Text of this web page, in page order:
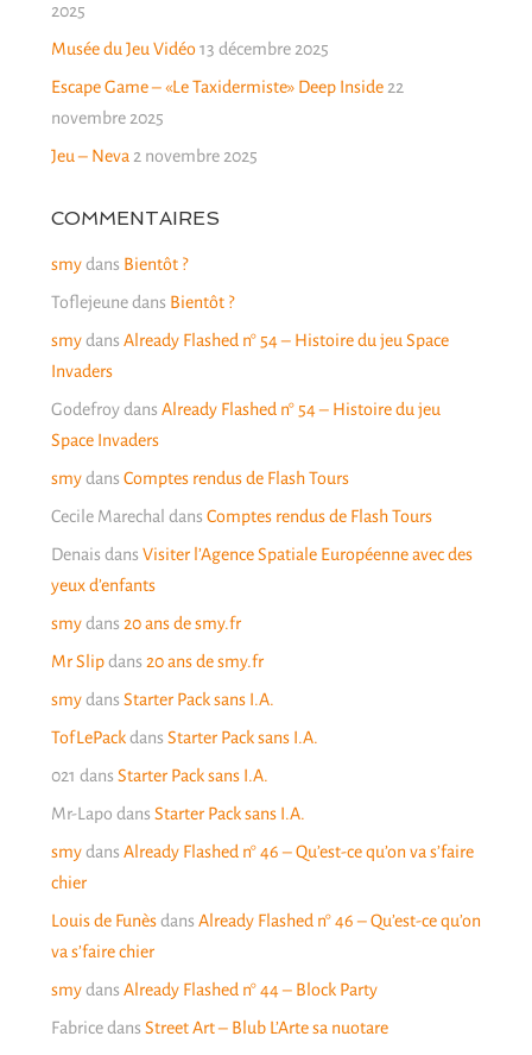
2025
Musée du Jeu Vidéo 13 décembre 2025
Escape Game – «Le Taxidermiste» Deep Inside 22
novembre 2025
Jeu – Neva 2 novembre 2025
COMMENTAIRES
smydans Bientôt ?
Toflejeunedans Bientôt ?
smydans Already Flashed n° 54 – Histoire du jeu Space
Invaders
Godefroydans Already Flashed n° 54 – Histoire du jeu
Space Invaders
smydans Comptes rendus de Flash Tours
Cecile Marechal dans Comptes rendus de Flash Tours
Denais dans Visiter l’Agence Spatiale Européenne avec des
yeux d’enfants
smydans 20 ans de smy.fr
Mr Slipdans 20 ans de smy.fr
smydans Starter Pack sans I.A.
TofLePackdans Starter Pack sans I.A.
021 dans Starter Pack sans I.A.
Mr-Lapo dans Starter Pack sans I.A.
smydans Already Flashed n° 46 – Qu’est-ce qu’on va s’faire
chier
Louis de Funèsdans Already Flashed n° 46 – Qu’est-ce qu’on
va s’faire chier
smydans Already Flashed n° 44 – Block Party
Fabricedans Street Art – Blub L’Arte sa nuotare